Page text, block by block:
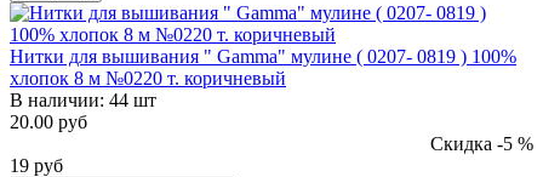
Нитки для вышивания " Gamma" мулине ( 0207- 0819 ) 100%
хлопок 8 м №0220 т. коричневый
В наличии: 44 шт
20.00 руб
Скидка -5 %
19 руб